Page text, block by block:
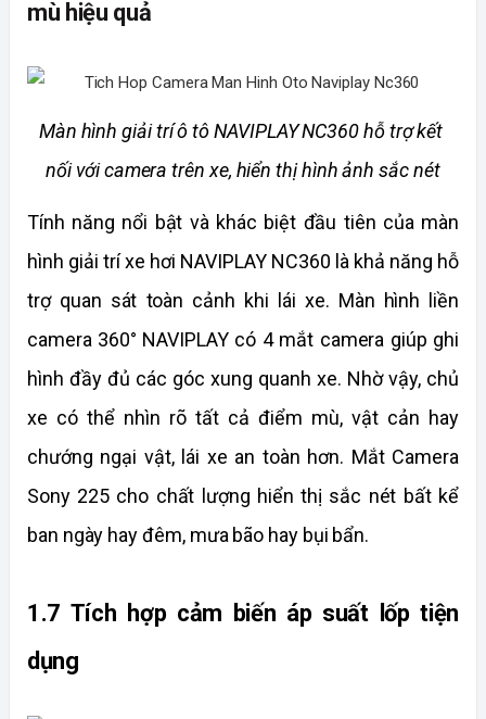
mù hiệu quả
Màn hình giải trí ô tô NAVIPLAY NC360 hỗ trợ kết
nối với camera trên xe, hiển thị hình ảnh sắc nét
Tính năng nổi bật và khác biệt đầu tiên của màn
hình giải trí xe hơi NAVIPLAY NC360 là khả năng hỗ
trợ quan sát toàn cảnh khi lái xe. Màn hình liền
camera 360° NAVIPLAY có 4 mắt camera giúp ghi
hình đầy đủ các góc xung quanh xe. Nhờ vậy, chủ
xe có thể nhìn rõ tất cả điểm mù, vật cản hay
chướng ngại vật, lái xe an toàn hơn. Mắt Camera
Sony 225 cho chất lượng hiển thị sắc nét bất kể
ban ngày hay đêm, mưa bão hay bụi bẩn.
1.7 Tích hợp cảm biến áp suất lốp tiện
dụng